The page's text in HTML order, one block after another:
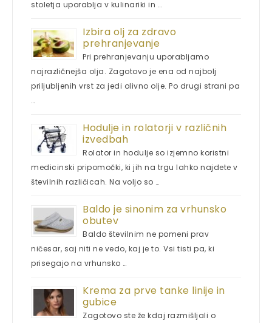
stoletja uporablja v kulinariki in …
Izbira olj za zdravo
prehranjevanje
Pri prehranjevanju uporabljamo
najrazličnejša olja. Zagotovo je ena od najbolj
priljubljenih vrst za jedi olivno olje. Po drugi strani pa
…
Hodulje in rolatorji v različnih
izvedbah
Rolator in hodulje so izjemno koristni
medicinski pripomočki, ki jih na trgu lahko najdete v
številnih različicah. Na voljo so …
Baldo je sinonim za vrhunsko
obutev
Baldo številnim ne pomeni prav
ničesar, saj niti ne vedo, kaj je to. Vsi tisti pa, ki
prisegajo na vrhunsko …
Krema za prve tanke linije in
gubice
Zagotovo ste že kdaj razmišljali o